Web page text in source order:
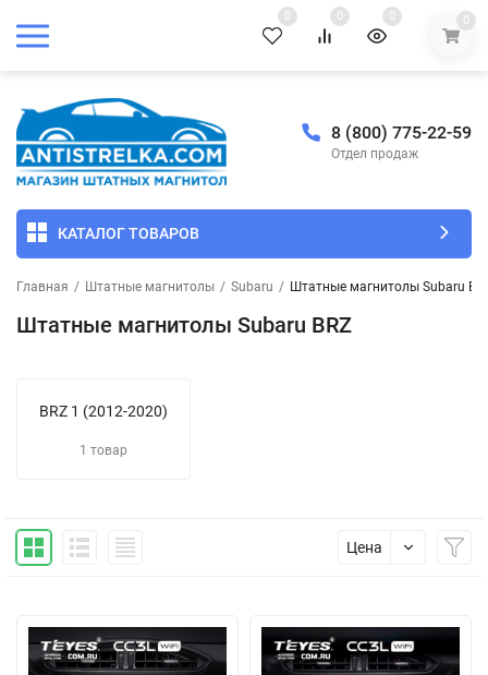
0 0 0 0
8 (800) 775-22-59
Отдел продаж
КАТАЛОГ ТОВАРОВ
Главная / Штатные магнитолы / Subaru / Штатные магнитолы Subaru
Штатные магнитолы Subaru BRZ
BRZ 1 (2012-2020)
1 товар
Цена